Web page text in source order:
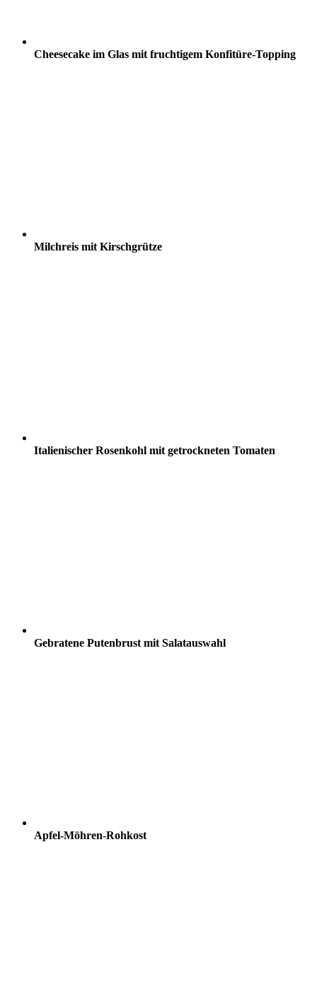
Cheesecake im Glas mit fruchtigem Konfitüre-Topping
Milchreis mit Kirschgrütze
Italienischer Rosenkohl mit getrockneten Tomaten
Gebratene Putenbrust mit Salatauswahl
Apfel-Möhren-Rohkost